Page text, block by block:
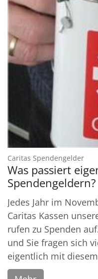
Caritas Spendengelder:
Was passiert
Spendengeldern?
Jedes Jahr im
Caritas Kassen
rufen zu Spenden
und Sie fragen sich
eigentlich mit